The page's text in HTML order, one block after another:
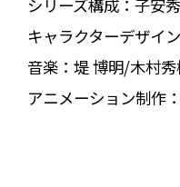
シリーズ構成：子安
キャラクターデザイ
音楽：堤 博明/木村
アニメーション制作